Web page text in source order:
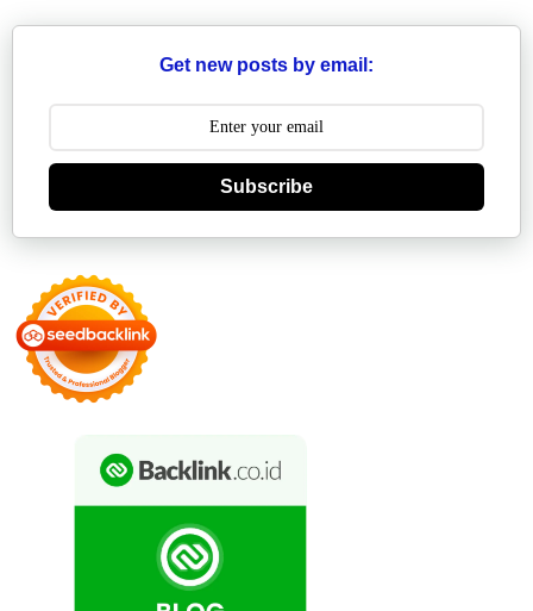
Get new posts by email:
Subscribe